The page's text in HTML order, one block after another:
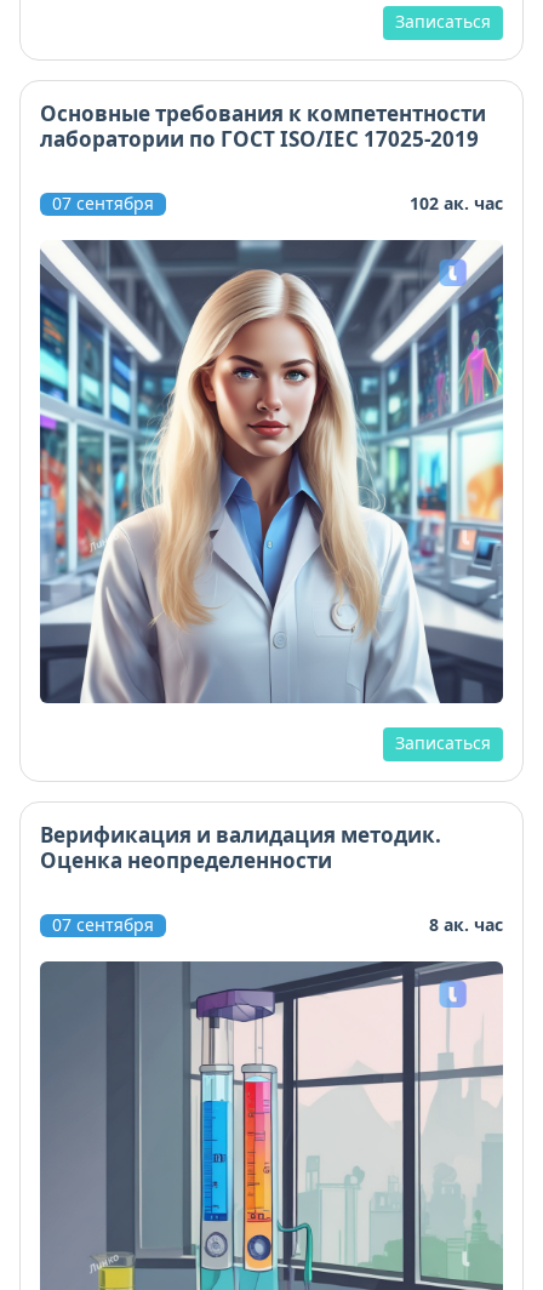
Записаться
Основные требования к компетентности
лаборатории по ГОСТ ISO/IEC 17025-2019
07 сентября 102 ак. час
Записаться
Верификация и валидация методик.
Оценка неопределенности
07 сентября 8 ак. час